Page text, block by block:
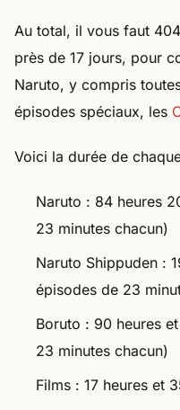
Au total, il vous faut
près de 17 jours, pour
Naruto, y compris
épisodes spéciaux, les
Voici la durée de
Naruto : 84 heures
23 minutes chacun)
Naruto Shippuden :
épisodes de 23
Boruto : 90 heures
23 minutes chacun)
Films : 17 heures et